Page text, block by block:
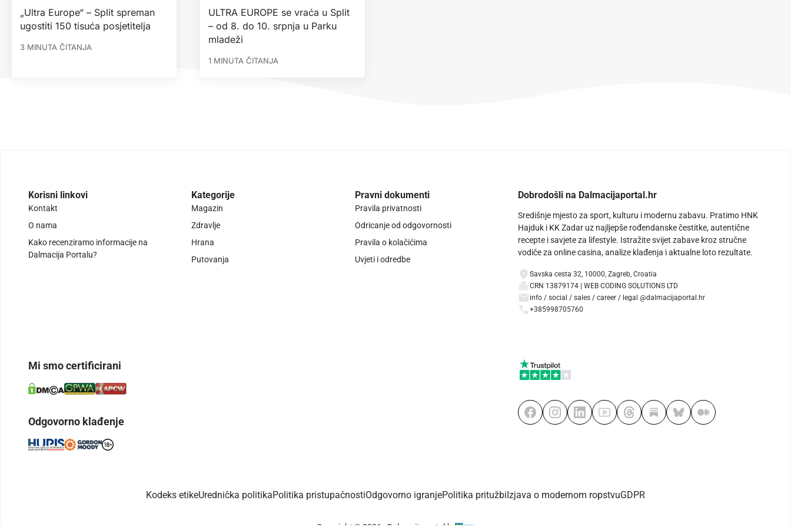
„Ultra Europe“ – Split spreman
ugostiti 150 tisuća posjetitelja
3 MINUTA ČITANJA
ULTRA EUROPE se vraća u Split
– od 8. do 10. srpnja u Parku
mladeži
1 MINUTA ČITANJA
Korisni linkovi
Kontakt
O nama
Kako recenziramo informacije na
Dalmacija Portalu?
Kategorije
Magazin
Zdravlje
Hrana
Putovanja
Pravni dokumenti
Pravila privatnosti
Odricanje od odgovornosti
Pravila o kolačićima
Uvjeti i odredbe
Dobrodošli na Dalmacijaportal.hr
Središnje mjesto za sport, kulturu i modernu zabavu. Pratimo HNK
Hajduk i KK Zadar uz najljepše rođendanske čestitke, autentične
recepte i savjete za lifestyle. Istražite svijet zabave kroz stručne
vodiče za online casina, analize klađenja i aktualne loto rezultate.
Savska cesta 32, 10000, Zagreb, Croatia
CRN 13879174 | WEB CODING SOLUTIONS LTD
info / social / sales / career / legal @dalmacijaportal.hr
+385998705760
Mi smo certificirani
Odgovorno klađenje
Kodeks etikeUrednička politikaPolitika pristupačnostiOdgovorno igranjePolitika pritužbi Izjava o modernom ropstvuGDPR